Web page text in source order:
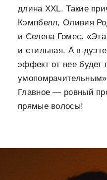
длина XXL. Такие
Кэмпбелл, Оливия
и Селена Гомес.
и стильная. А в
эффект от нее будет
Главное — ровный
прямые волосы!